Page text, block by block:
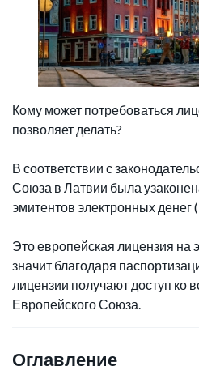
Кому может потребоваться
позволяет делать?
В соответствии с
Союза в Латвии была
эмитентов электронных денег
Это европейская лицензия на
значит благодаря
лицензии получают доступ ко
Европейского Союза.
Оглавление